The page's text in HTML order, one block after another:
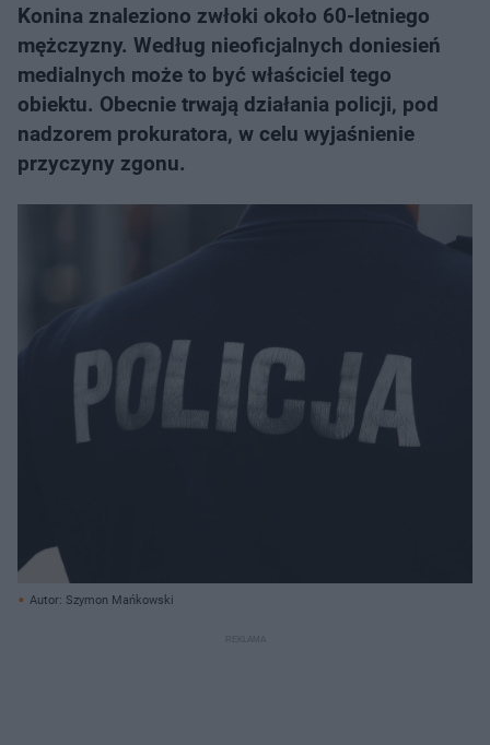
Konina znaleziono zwłoki około 60-letniego
mężczyzny. Według nieoficjalnych doniesień
medialnych może to być właściciel tego
obiektu. Obecnie trwają działania policji, pod
nadzorem prokuratora, w celu wyjaśnienie
przyczyny zgonu.
Autor: Szymon Mańkowski